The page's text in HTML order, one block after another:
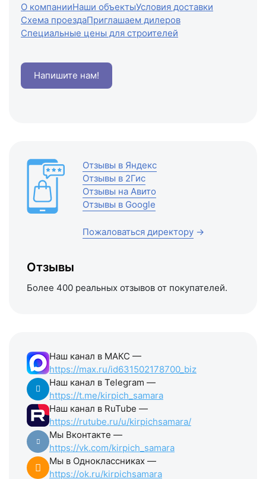
О компанииНаши объектыУсловия доставки
Схема проездаПриглашаем дилеров
Специальные цены для строителей
Напишите нам!
Отзывы в Яндекс
Отзывы в 2Гис
Отзывы на Авито
Отзывы в Google
Пожаловаться директору →
Отзывы
Более 400 реальных отзывов от покупателей.
Наш канал в МАКС —
https://max.ru/id631502178700_biz
Наш канал в Telegram —
https://t.me/kirpich_samara
Наш канал в RuTube —
https://rutube.ru/u/kirpichsamara/
Мы Вконтакте —
https://vk.com/kirpich_samara
Мы в Одноклассниках —
https://ok.ru/kirpichsamara